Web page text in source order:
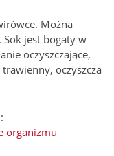
Można
jest bogaty w
oczyszczające,
oczyszcza
organizmu